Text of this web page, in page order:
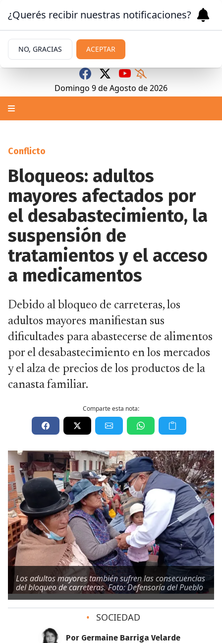
Domingo 9deAgosto de 2026
Conflicto
Bloqueos: adultos
mayores afectados por
el desabastecimiento, la
suspensión de
tratamientos y el acceso
a medicamentos
Debido al bloqueo de carreteras, los
adultos mayores manifiestan sus
dificultades para abastecerse de alimentos
por el desabastecimiento en los mercados
y el alza de precios de los productos de la
canasta familiar.
Comparte esta nota:
Los adultos mayores también sufren las consecuencias
del bloqueo de carreteras. Foto: Defensoría del Pueblo
• SOCIEDAD
Por Germaine Barriga Velarde
¿Querés recibir nuestras notificaciones?
NO, GRACIAS ACEPTAR